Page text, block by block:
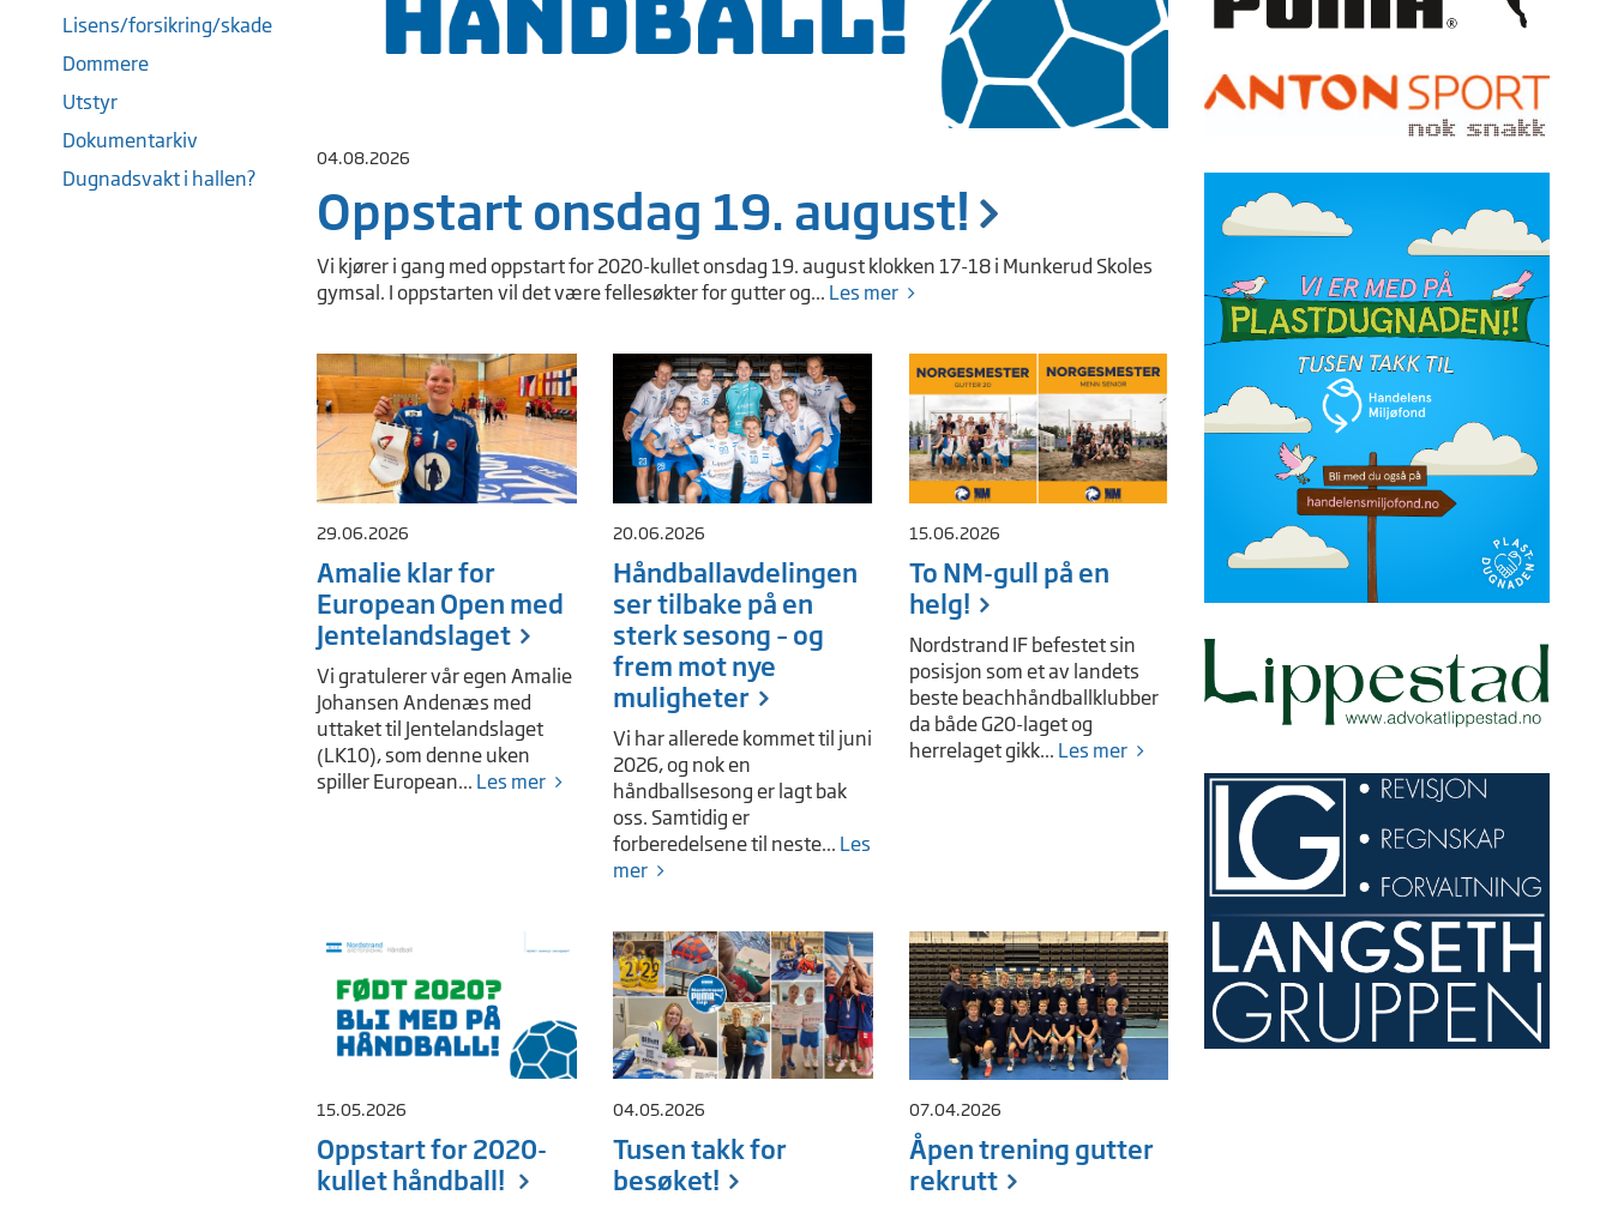
Lisens/forsikring/skade
Dommere
Utstyr
Dokumentarkiv
Dugnadsvakt i hallen?
04.08.2026
Oppstart onsdag 19. august!
Vi kjører i gang med oppstart for 2020-kullet onsdag 19. august klokken 17-18 i Munkerud Skoles
gymsal. I oppstarten vil det være fellesøkter for gutter og... Les mer
29.06.2026
Amalie klar for
European Open med
Jentelandslaget
Vi gratulerer vår egen Amalie
Johansen Andenæs med
uttaket til Jentelandslaget
(LK10), som denne uken
spiller European... Les mer
20.06.2026
Håndballavdelingen
ser tilbake på en
sterk sesong – og
frem mot nye
muligheter
Vi har allerede kommet til juni
2026, og nok en
håndballsesong er lagt bak
oss. Samtidig er
forberedelsene til neste... Les
mer
15.06.2026
To NM-gull på en
helg!
Nordstrand IF befestet sin
posisjon som et av landets
beste beachhåndballklubber
da både G20-laget og
herrelaget gikk... Les mer
15.05.2026
Oppstart for 2020-
kullet håndball!
04.05.2026
Tusen takk for
besøket!
07.04.2026
Åpen trening gutter
rekrutt